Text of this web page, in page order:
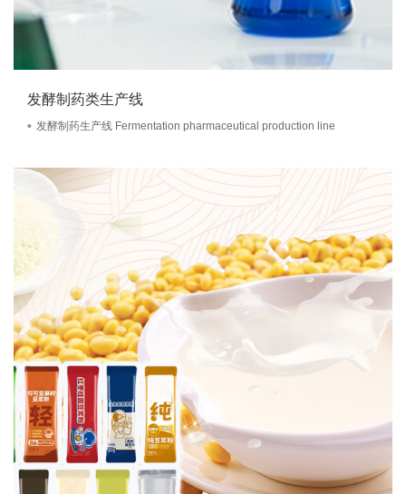
发酵制药类生产线
发酵制药生产线 Fermentation pharmaceutical production line